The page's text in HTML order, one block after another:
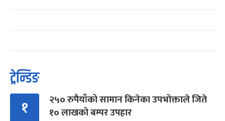
ट्रेन्डिङ
१
२५० रुपैयाँको सामान किनेका उपभोक्ताले जिते
१० लाखको बम्पर उपहार